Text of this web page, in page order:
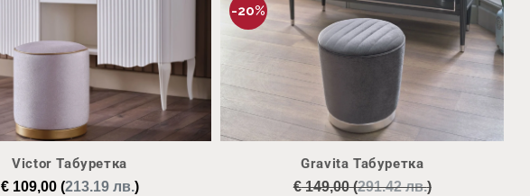
Victor Табуретка
€109,00(213.19 лв.)
-20%
Gravita Табуретка
€149,00(291.42 лв.)